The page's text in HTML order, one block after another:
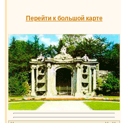
Перейти к большой карте